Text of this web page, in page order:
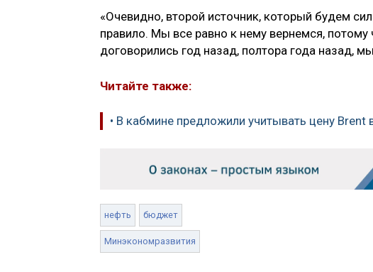
«Очевидно, второй источник, который будем
правило. Мы все равно к нему вернемся, потому
договорились год назад, полтора года назад,
Читайте также:
• В кабмине предложили учитывать цену
нефть бюджет
Минэкономразвития